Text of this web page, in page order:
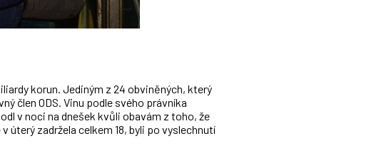
korun. Jediným z 24 obviněných, který
člen ODS. Vinu podle svého právníka
v noci na dnešek kvůli obavám z toho, že
zadržela celkem 18, byli po vyslechnutí